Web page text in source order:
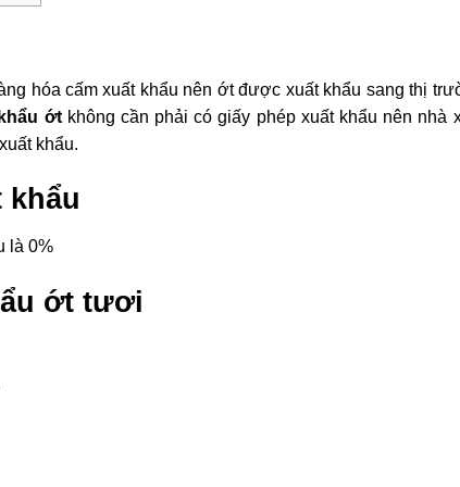
hóa cấm xuất khẩu nên ớt được xuất khẩu sang thị
ớtkhông cần phải có giấy phép xuất khẩu nên nhà
khẩu.
khẩu
là 0%
ớt tươi